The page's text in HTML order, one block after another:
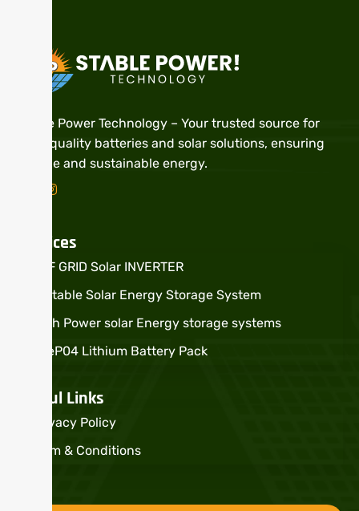
Stable Power Technology – Your trusted source for
high-quality batteries and solar solutions, ensuring
reliable and sustainable energy.
Services
OFF GRID Solar INVERTER
Portable Solar Energy Storage System
High Power solar Energy storage systems
LifeP04 Lithium Battery Pack
Useful Links
Privacy Policy
Term & Conditions